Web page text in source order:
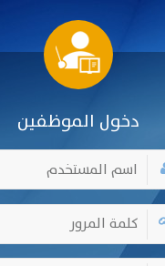
دخول الموظفين